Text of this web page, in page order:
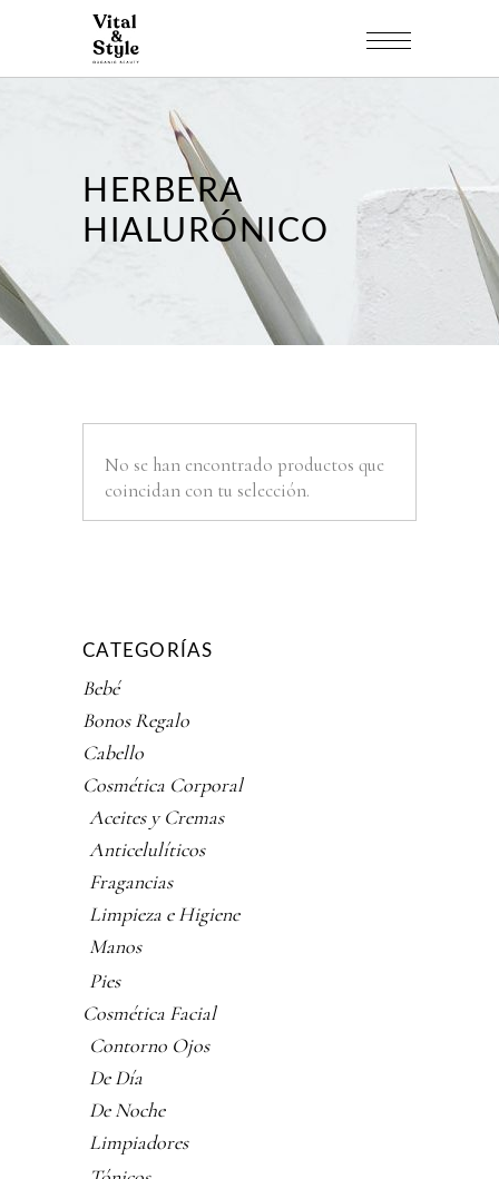
HERBERA
HIALURÓNICO
No se han encontrado productos que
coincidan con tu selección.
CATEGORÍAS
Bebé
Bonos Regalo
Cabello
Cosmética Corporal
Aceites y Cremas
Anticelulíticos
Fragancias
Limpieza e Higiene
Manos
Pies
Cosmética Facial
Contorno Ojos
De Día
De Noche
Limpiadores